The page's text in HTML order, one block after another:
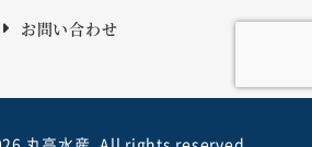
お問い合わせ